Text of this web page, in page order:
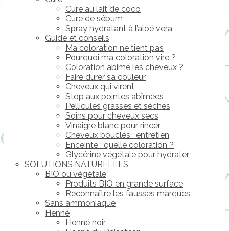
Cure au lait de coco
Cure de sébum
Spray hydratant à l’aloé vera
Guide et conseils
Ma coloration ne tient pas
Pourquoi ma coloration vire ?
Coloration abime les cheveux ?
Faire durer sa couleur
Cheveux qui virent
Stop aux pointes abîmées
Pellicules grasses et sèches
Soins pour cheveux secs
Vinaigre blanc pour rincer
Cheveux bouclés : entretien
Enceinte : quelle coloration ?
Glycérine végétale pour hydrater
SOLUTIONS NATURELLES
BIO ou végétale
Produits BIO en grande surface
Reconnaître les fausses marques
Sans ammoniaque
Henné
Henné noir